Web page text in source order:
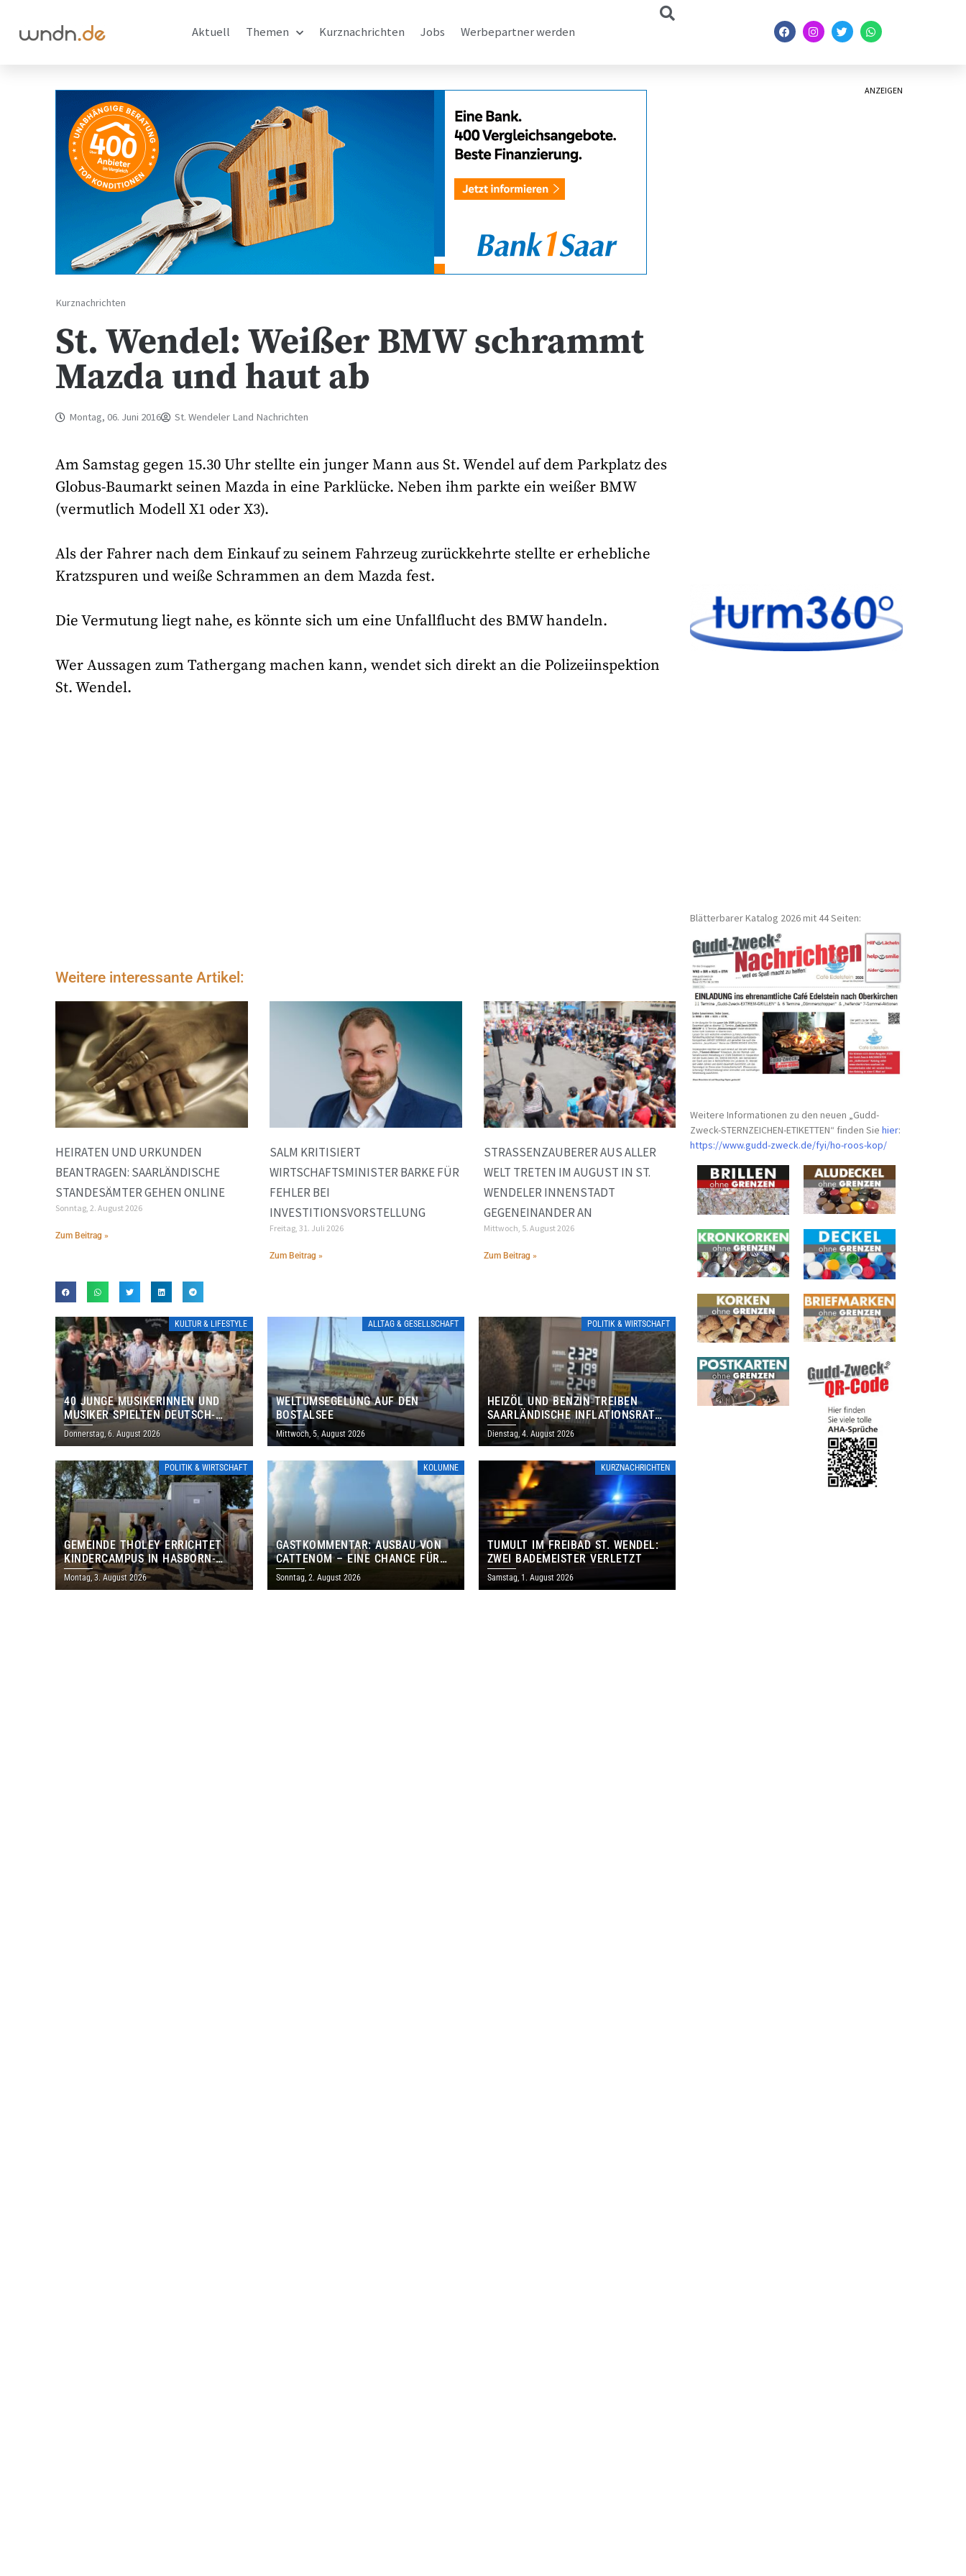
Aktuell Themen Kurznachrichten Jobs Werbepartner werden
Kurznachrichten
St. Wendel: Weißer BMW schrammt
Mazda und haut ab
Montag, 06. Juni 2016 St. Wendeler Land Nachrichten
Am Samstag gegen 15.30 Uhr stellte ein junger Mann aus St. Wendel auf dem Parkplatz des
Globus-Baumarkt seinen Mazda in eine Parklücke. Neben ihm parkte ein weißer BMW
(vermutlich Modell X1 oder X3).
Als der Fahrer nach dem Einkauf zu seinem Fahrzeug zurückkehrte stellte er erhebliche
Kratzspuren und weiße Schrammen an dem Mazda fest.
Die Vermutung liegt nahe, es könnte sich um eine Unfallflucht des BMW handeln.
Wer Aussagen zum Tathergang machen kann, wendet sich direkt an die Polizeiinspektion
St. Wendel.
Weitere interessante Artikel:
HEIRATEN UND URKUNDEN
BEANTRAGEN: SAARLÄNDISCHE
STANDESÄMTER GEHEN ONLINE
Sonntag, 2. August 2026
Zum Beitrag »
SALM KRITISIERT
WIRTSCHAFTSMINISTER BARKE FÜR
FEHLER BEI
INVESTITIONSVORSTELLUNG
Freitag, 31. Juli 2026
Zum Beitrag »
STRASSENZAUBERER AUS ALLER W
ELT TRETEN IM AUGUST IN ST. W
ENDELER INNENSTADT G
EGENEINANDER AN
Mittwoch, 5. August 2026
Zum Beitrag »
KULTUR & LIFESTYLE
40 JUNGE MUSIKERINNEN UND
MUSIKER SPIELTEN DEUTSCH-
BRASILIANISCHES PROGRAMM IN
THOLEY
Donnerstag, 6. August 2026
ALLTAG & GESELLSCHAFT
WELTUMSEGELUNG AUF DEN
BOSTALSEE
Mittwoch, 5. August 2026
POLITIK & WIRTSCHAFT
HEIZÖL UND BENZIN TREIBEN
SAARLÄNDISCHE INFLATIONSRATE
IM JULI AUF 3,2 PROZENT
Dienstag, 4. August 2026
POLITIK & WIRTSCHAFT
GEMEINDE THOLEY ERRICHTET
KINDERCAMPUS IN HASBORN-
DAUTWEILER FÜR RUND 8,5 BIS 9
MILLIONEN EURO
Montag, 3. August 2026
KOLUMNE
GASTKOMMENTAR: AUSBAU VON
CATTENOM – EINE CHANCE FÜR
LOTHRINGEN UND DAS SAARLAND
Sonntag, 2. August 2026
KURZNACHRICHTEN
TUMULT IM FREIBAD ST. WENDEL:
ZWEI BADEMEISTER VERLETZT
Samstag, 1. August 2026
ANZEIGEN
Blätterbarer Katalog 2026 mit 44 Seiten:
Weitere Informationen zu den neuen „Gudd-
Zweck-STERNZEICHEN-ETIKETTEN“ finden Siehier:
https://www.gudd-zweck.de/fyi/ho-roos-kop/